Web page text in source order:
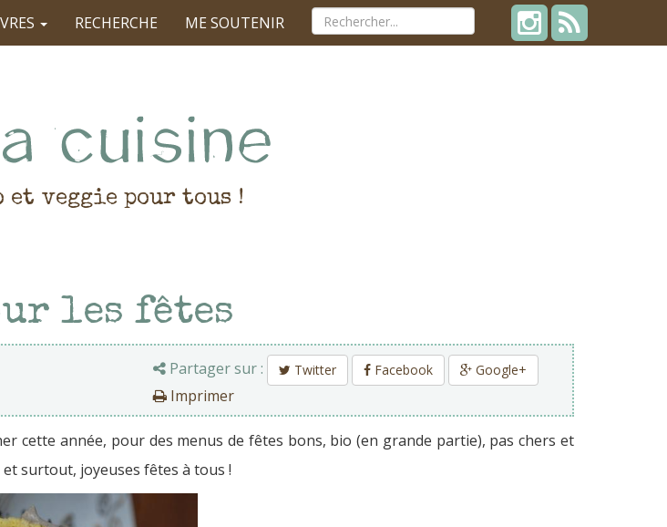
RECHERCHE ME SOUTENIR
et veggie pour tous !
les fêtes
Partager sur : Twitter Facebook Google+
Imprimer
cette année, pour des menus de fêtes bons, bio (en grande partie), pas chers et
surtout, joyeuses fêtes à tous !